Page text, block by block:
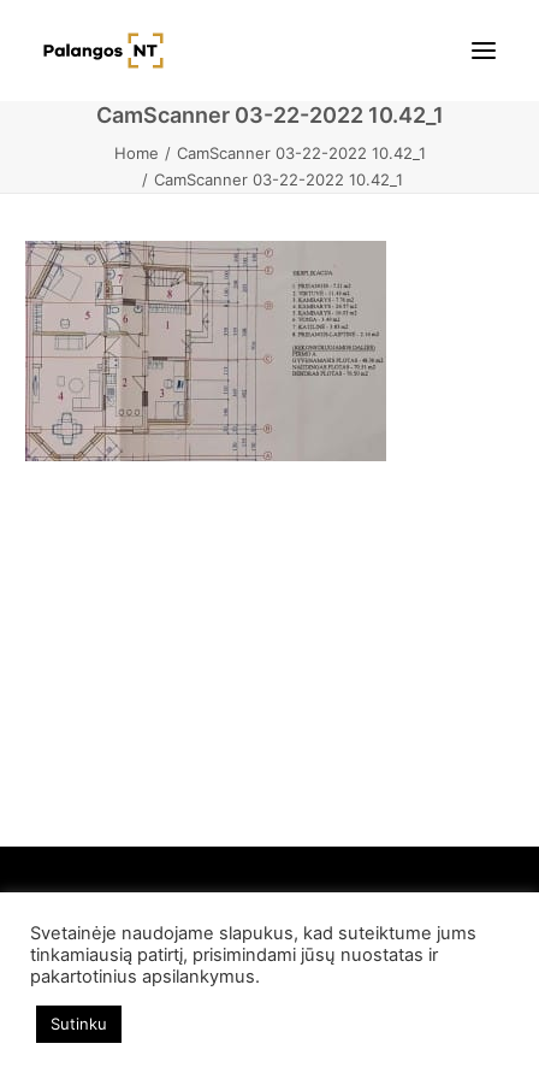
Namai / Kotedžai
Žemės sklypai
Kontaktai
CamScanner 03-22-2022 10.42_1
Home
CamScanner 03-22-2022 10.42_1
CamScanner 03-22-2022 10.42_1
© 2022 Palangos NT. Visos teisės saugomos
Svetainėje naudojame slapukus, kad suteiktume jums
tinkamiausią patirtį, prisimindami jūsų nuostatas ir
pakartotinius apsilankymus.
Sutinku